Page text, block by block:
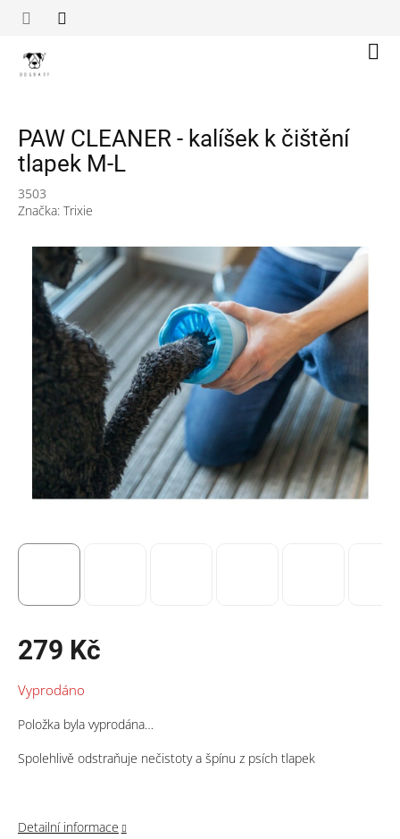
PAW CLEANER - kalíšek k čištění
tlapek M-L
3503
Značka: Trixie
279 Kč
cena:
Vyprodáno
Položka byla vyprodána…
Spolehlivě odstraňuje nečistoty a špínu z psích tlapek
Detailní informace